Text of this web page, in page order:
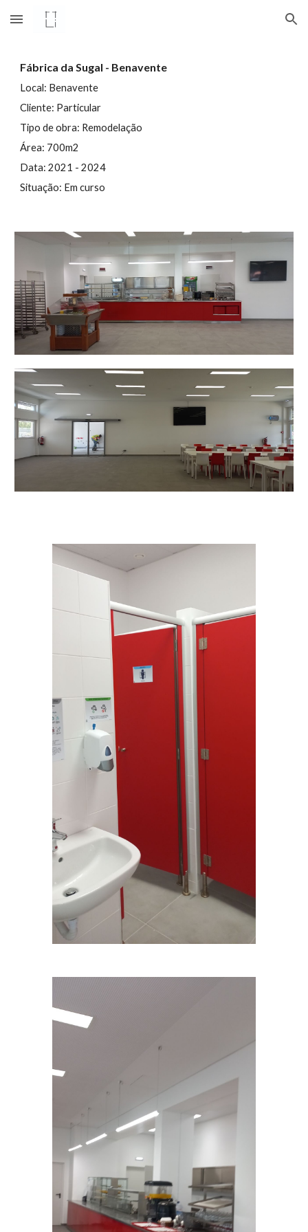
Skip to main content Skip to navigation
Fábrica da Sugal - Benavente
Local: Benavente
Cliente: Particular
Tipo de obra: Remodelação
Área: 700m2
Data: 2021 - 2024
Situação: Em curso